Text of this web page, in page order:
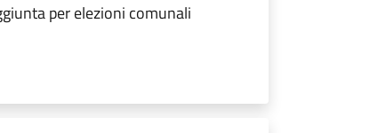
per elezioni comunali